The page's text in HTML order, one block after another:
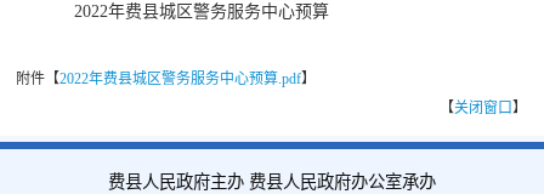
2022年费县城区警务服务中心预算
附件【2022年费县城区警务服务中心预算.pdf】
【关闭窗口】
费县人民政府主办 费县人民政府办公室承办